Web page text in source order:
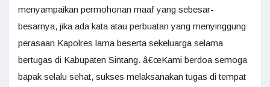
menyampaikan permohonan maaf yang sebesar-
besarnya, jika ada kata atau perbuatan yang menyinggung
perasaan Kapolres lama beserta sekeluarga selama
bertugas di Kabupaten Sintang. â€œKami berdoa semoga
bapak selalu sehat, sukses melaksanakan tugas di tempat